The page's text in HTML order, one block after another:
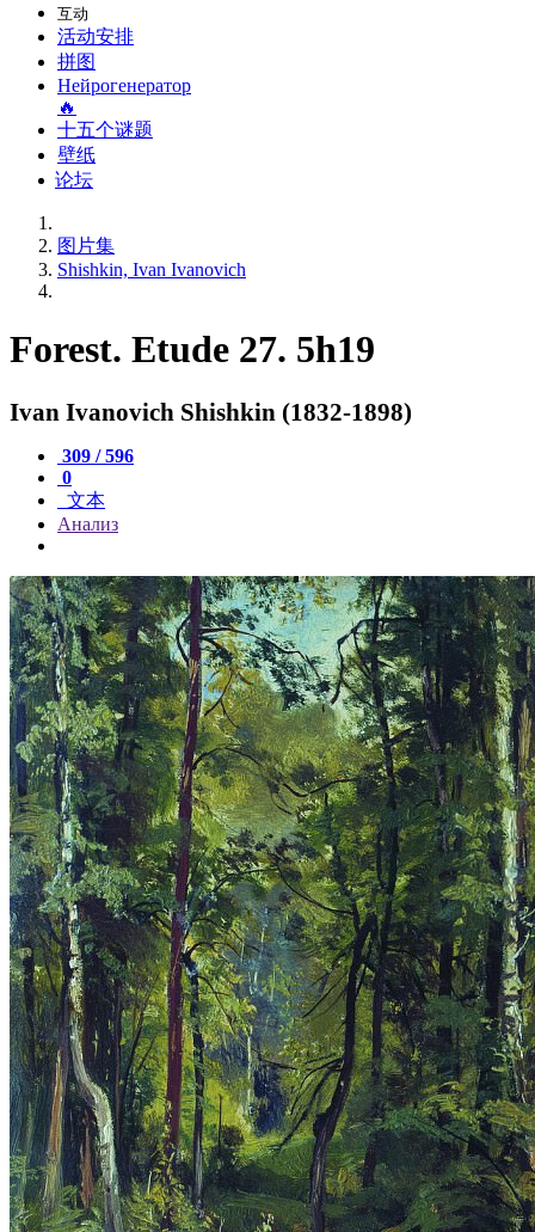
互动
活动安排
拼图
Нейрогенератор
🔥
十五个谜题
壁纸
论坛
图片集
Shishkin, Ivan Ivanovich
Forest. Etude 27. 5h19
Ivan Ivanovich Shishkin (1832-1898)
309 / 596
0
文本
Анализ